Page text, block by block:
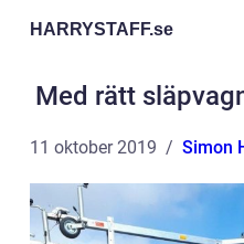
HARRYSTAFF.se
Med rätt
11 oktober 2019 Simon